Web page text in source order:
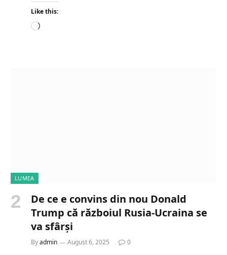
Like this:
L
LUMEA
De ce e convins din nou Donald
Trump că războiul Rusia-Ucraina se
va sfârși
Byadmin August 6, 2025 0